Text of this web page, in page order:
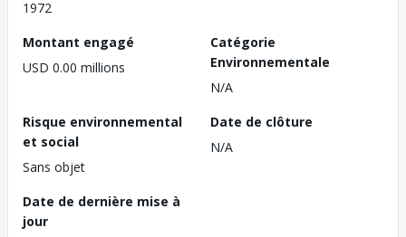
1972
Montant engagé
USD 0.00 millions
Catégorie
Environnementale
N/A
Risque environnemental
et social
Sans objet
Date de clôture
N/A
Date de dernière mise à
jour